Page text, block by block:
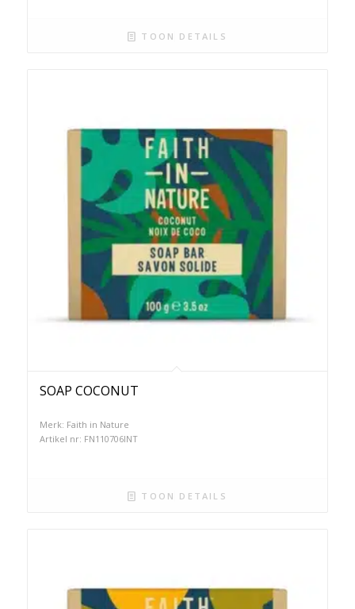
TOON DETAILS
SOAP COCONUT
Merk: Faith in Nature
Artikel nr: FN110706INT
TOON DETAILS